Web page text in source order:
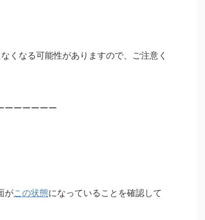
くなる可能性がありますので、ご注意く
ーーーーーー
がこの状態になっていることを確認して